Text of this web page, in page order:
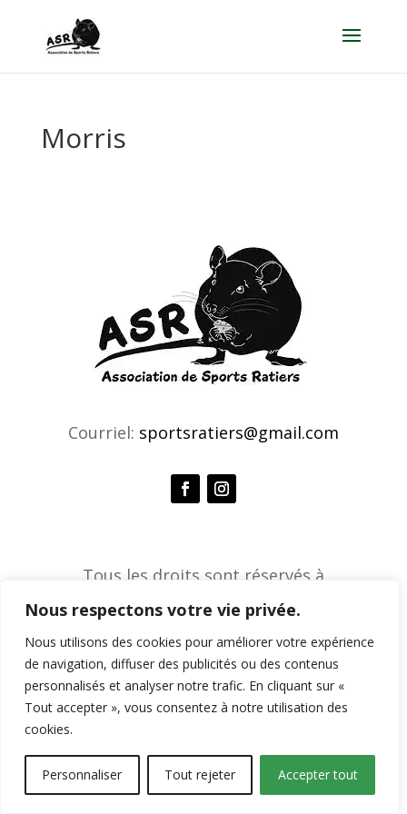
Nous respectons votre vie privée.
Nous utilisons des cookies pour améliorer votre expérience
de navigation, diffuser des publicités ou des contenus
personnalisés et analyser notre trafic. En cliquant sur «
Tout accepter », vous consentez à notre utilisation des
cookies.
Personnaliser Tout rejeter Accepter tout
Morris
Courriel: sportsratiers@gmail.com
Tous les droits sont réservés à
Agence créative Constella